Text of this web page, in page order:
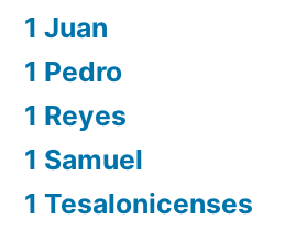
1 Juan
1 Pedro
1 Reyes
1 Samuel
1 Tesalonicenses